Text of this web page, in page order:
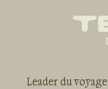
Leader du